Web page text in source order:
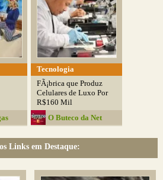
Tecnologia
FÃ¡brica que Produz
Celulares de Luxo Por
R$160 Mil
O Buteco da Net
Links em Destaque: